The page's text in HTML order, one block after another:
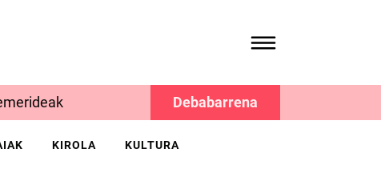
Debabarrena
KIROLA KULTURA